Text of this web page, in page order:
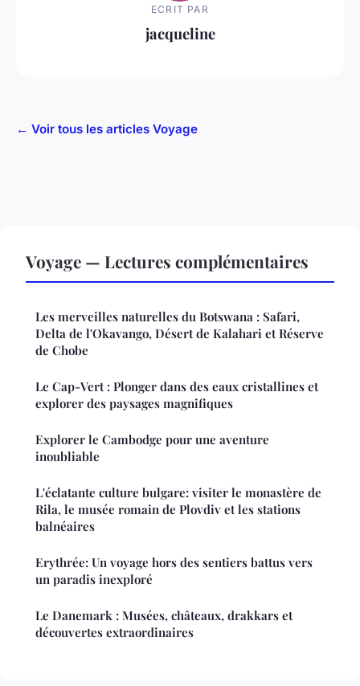
ECRIT PAR
jacqueline
← Voir tous les articles Voyage
Voyage — Lectures complémentaires
Les merveilles naturelles du Botswana : Safari,
Delta de l'Okavango, Désert de Kalahari et Réserve
de Chobe
Le Cap-Vert : Plonger dans des eaux cristallines et
explorer des paysages magnifiques
Explorer le Cambodge pour une aventure
inoubliable
L'éclatante culture bulgare: visiter le monastère de
Rila, le musée romain de Plovdiv et les stations
balnéaires
Erythrée: Un voyage hors des sentiers battus vers
un paradis inexploré
Le Danemark : Musées, châteaux, drakkars et
découvertes extraordinaires